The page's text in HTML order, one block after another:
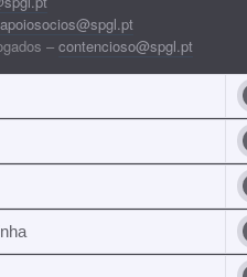
apoiosocios@spgl.pt
– contencioso@spgl.pt